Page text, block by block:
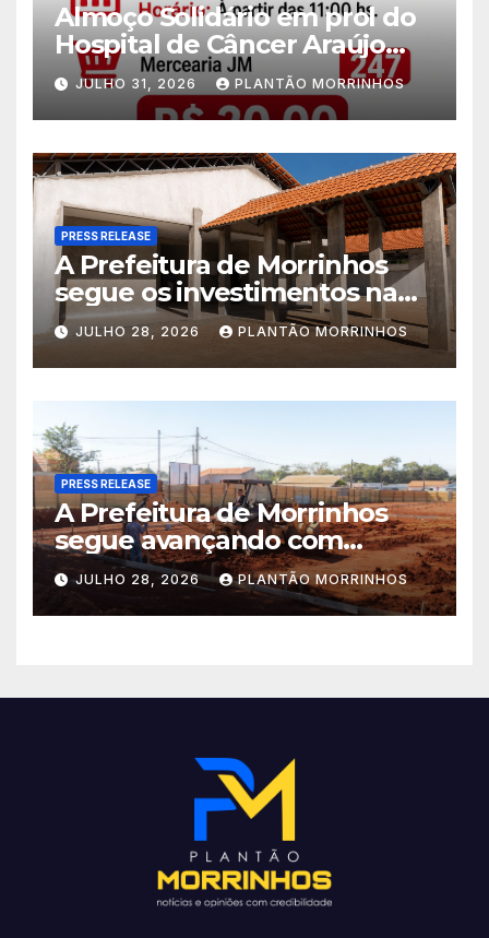
Almoço Solidário em prol do
Hospital de Câncer Araújo
Jorge é realizado no Jardim
América
JULHO 31, 2026 PLANTÃO MORRINHOS
PRESS RELEASE
A Prefeitura de Morrinhos
segue os investimentos na
educação. A obra da Escola
Municipal Eudóxio de
Figueiredo avança em ritmo
acelerado e já ganha forma.
JULHO 28, 2026 PLANTÃO MORRINHOS
PRESS RELEASE
A Prefeitura de Morrinhos
segue avançando com
importantes investimentos
no Setor Arca de Noé.
JULHO 28, 2026 PLANTÃO MORRINHOS